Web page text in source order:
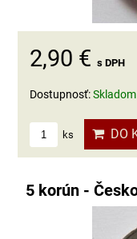
2,90 € s DPH
Dostupnosť:Skladom
ks DO
5 korún -